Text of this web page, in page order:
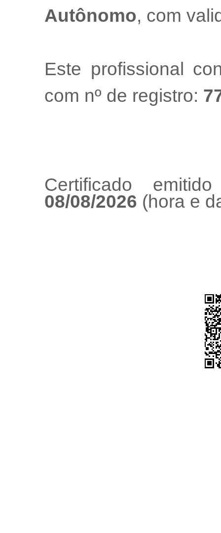
Autônomo, com
Este profissional
com nº de registro:
Certificado
08/08/2026 (hora e